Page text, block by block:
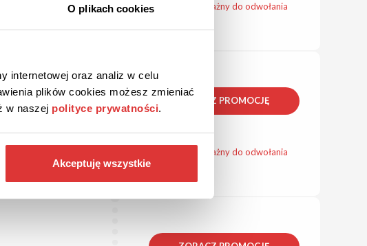
O plikach cookies
internetowej oraz analiz w celu
plików cookies możesz zmieniać
w naszej polityce prywatności.
Akceptuję wszystkie
Kupon ważny do odwołania
ZOBACZ PROMOCJĘ
Kupon ważny do odwołania